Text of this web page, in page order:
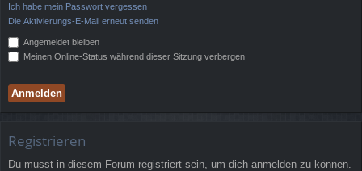
Ich habe mein Passwort vergessen
Die Aktivierungs-E-Mail erneut senden
Angemeldet bleiben
Meinen Online-Status während dieser Sitzung verbergen
Registrieren
Du musst in diesem Forum registriert sein, um dich anmelden zu können.